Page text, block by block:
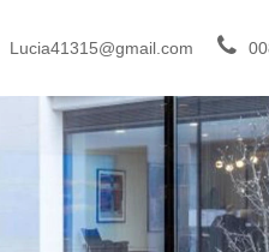
Lucia41315@gmail.com